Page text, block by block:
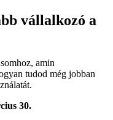
vállalkozó a
amin
tudod még jobban
30.